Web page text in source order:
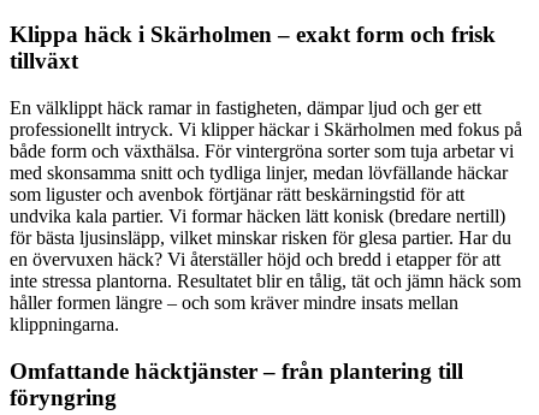
Klippa häck i Skärholmen – exakt form och frisk
tillväxt
En välklippt häck ramar in fastigheten, dämpar ljud och ger ett
professionellt intryck. Vi klipper häckar i Skärholmen med fokus på
både form och växthälsa. För vintergröna sorter som tuja arbetar vi
med skonsamma snitt och tydliga linjer, medan lövfällande häckar
som liguster och avenbok förtjänar rätt beskärningstid för att
undvika kala partier. Vi formar häcken lätt konisk (bredare nertill)
för bästa ljusinsläpp, vilket minskar risken för glesa partier. Har du
en övervuxen häck? Vi återställer höjd och bredd i etapper för att
inte stressa plantorna. Resultatet blir en tålig, tät och jämn häck som
håller formen längre – och som kräver mindre insats mellan
klippningarna.
Omfattande häcktjänster – från plantering till
föryngring